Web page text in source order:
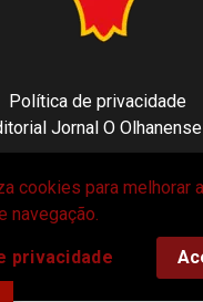
cookies para melhorar
navegação.
privacidade
Política de privacidade
Jornal O Olhanense
Olhanense - All rights reserved |
|Newspherepor AF